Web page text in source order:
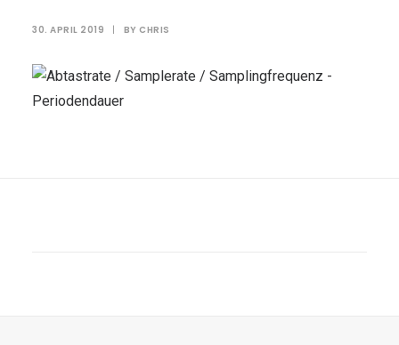
30. APRIL 2019 | BY CHRIS